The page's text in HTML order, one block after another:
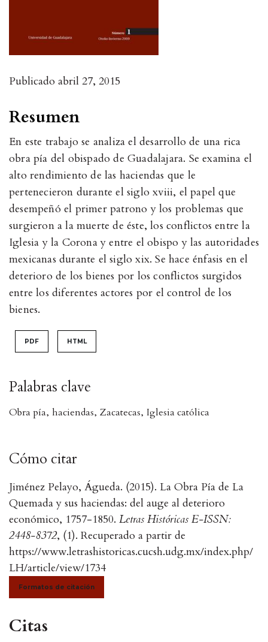
Publicado abril 27, 2015
Palabras clave
Obra pía, haciendas, Zacatecas, Iglesia católica
Cómo citar
Jiménez Pelayo, Águeda. (2015). La Obra Pía de La
Quemada y sus haciendas: del auge al deterioro
económico, 1757-1850. Letras Históricas E-ISSN:
2448-8372, (1). Recuperado a partir de
https://www.letrashistoricas.cucsh.udg.mx/index.php/
LH/article/view/1734
Formatos de citación
Resumen
En este trabajo se analiza el desarrollo de una rica
obra pía del obispado de Guadalajara. Se examina el
alto rendimiento de las haciendas que le
pertenecieron durante el siglo xviii, el papel que
desempeñó el primer patrono y los problemas que
surgieron a la muerte de éste, los conflictos entre la
Iglesia y la Corona y entre el obispo y las autoridades
mexicanas durante el siglo xix. Se hace énfasis en el
deterioro de los bienes por los conflictos surgidos
entre los diferentes actores por el control de los
bienes.
PDF HTML
Citas